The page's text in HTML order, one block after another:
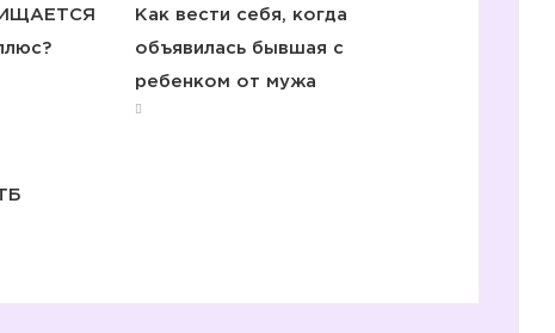
2️⃣
Как вести себя, когда
объявилась бывшая с
ребенком от мужа